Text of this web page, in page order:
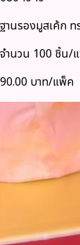
ฐานรองมูสเค้ก
จำนวน 100 ชิ้น/
90.00 บาท/แพ็ค